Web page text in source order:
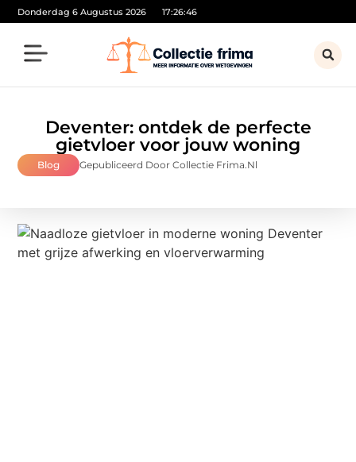
Donderdag 6 Augustus 2026 17:26:47
Deventer: ontdek de perfecte
gietvloer voor jouw woning
Blog Gepubliceerd Door Collectie Frima.nl